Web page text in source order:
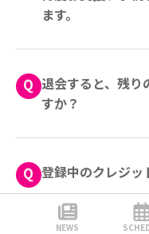
ます。
退会すると、残り
すか？
登録中のクレジッ
NEWS